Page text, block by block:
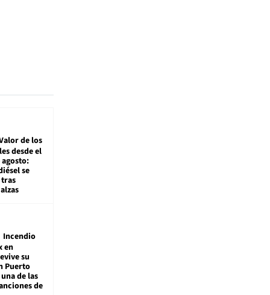
de los
desde el
agosto:
se
Incendio
en
su
Puerto
de las
de